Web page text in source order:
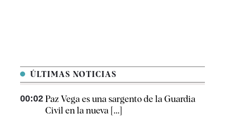
ÚLTIMAS NOTICIAS
00:02 Paz Vega es una sargento de la Guardia
Civil en la nueva [...]